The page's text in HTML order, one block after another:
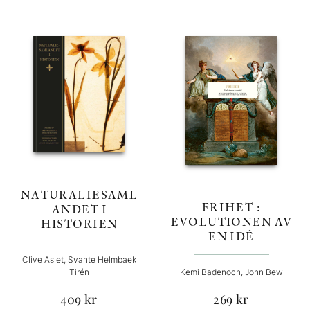
NATURALIESAML
ANDET I
HISTORIEN
Clive Aslet, Svante Helmbaek
Tirén
409 kr
FRIHET :
EVOLUTIONEN AV
EN IDÉ
Kemi Badenoch, John Bew
269 kr